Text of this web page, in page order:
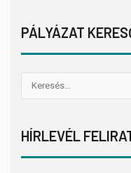
PÁLYÁZAT
HÍRLEVÉL